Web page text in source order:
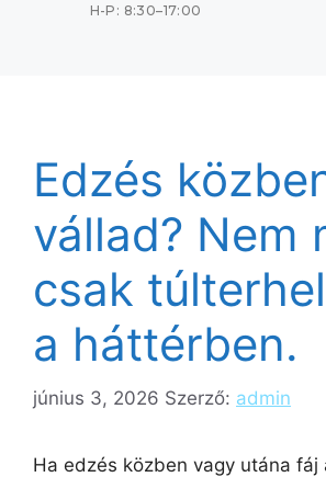
H-P: 8:30–17:00
Edzés
vállad? Nem
csak
a háttérben.
június 3, 2026 Szerző: admin
Ha edzés közben vagy utána fáj